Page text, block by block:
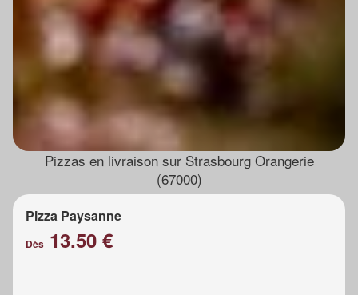
Pizzas en livraison sur Strasbourg Orangerie
(67000)
Pizza Paysanne
Dès 13.50 €